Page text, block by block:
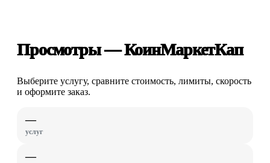
Просмотры — КоинМаркетКап
Выберите услугу, сравните стоимость, лимиты, скорость
и оформите заказ.
—
услуг
—